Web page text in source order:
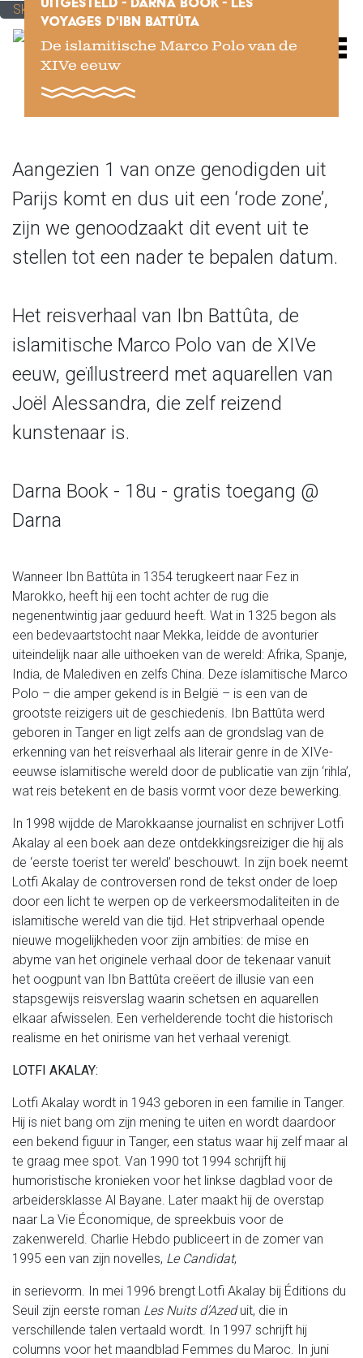
Skip to main content
M
VOYAGES D'IBN BATTÛTA
De islamitische Marco Polo van de
XIVe eeuw
Aangezien 1 van onze genodigden uit
Parijs komt en dus uit een ‘rode zone’,
zijn we genoodzaakt dit event uit te
stellen tot een nader te bepalen datum.
Het reisverhaal van Ibn Battûta, de
islamitische Marco Polo van de XIVe
eeuw, geïllustreerd met aquarellen van
Joël Alessandra, die zelf reizend
kunstenaar is.
Darna Book - 18u - gratis toegang @
Darna
Wanneer Ibn Battûta in 1354 terugkeert naar Fez in
Marokko, heeft hij een tocht achter de rug die
negenentwintig jaar geduurd heeft. Wat in 1325 begon als
een bedevaartstocht naar Mekka, leidde de avonturier
uiteindelijk naar alle uithoeken van de wereld: Afrika, Spanje,
India, de Malediven en zelfs China. Deze islamitische Marco
Polo – die amper gekend is in België – is een van de
grootste reizigers uit de geschiedenis. Ibn Battûta werd
geboren in Tanger en ligt zelfs aan de grondslag van de
erkenning van het reisverhaal als literair genre in de XIVe-
eeuwse islamitische wereld door de publicatie van zijn ‘rihla’,
wat reis betekent en de basis vormt voor deze bewerking.
In 1998 wijdde de Marokkaanse journalist en schrijver Lotfi
Akalay al een boek aan deze ontdekkingsreiziger die hij als
de ‘eerste toerist ter wereld’ beschouwt. In zijn boek neemt
Lotfi Akalay de controversen rond de tekst onder de loep
door een licht te werpen op de verkeersmodaliteiten in de
islamitische wereld van die tijd. Het stripverhaal opende
nieuwe mogelijkheden voor zijn ambities: de mise en
abyme van het originele verhaal door de tekenaar vanuit
het oogpunt van Ibn Battûta creëert de illusie van een
stapsgewijs reisverslag waarin schetsen en aquarellen
elkaar afwisselen. Een verhelderende tocht die historisch
realisme en het onirisme van het verhaal verenigt.
LOTFI AKALAY:
Lotfi Akalay wordt in 1943 geboren in een familie in Tanger.
Hij is niet bang om zijn mening te uiten en wordt daardoor
een bekend figuur in Tanger, een status waar hij zelf maar al
te graag mee spot. Van 1990 tot 1994 schrijft hij
humoristische kronieken voor het linkse dagblad voor de
arbeidersklasse Al Bayane. Later maakt hij de overstap
naar La Vie Économique, de spreekbuis voor de
zakenwereld. Charlie Hebdo publiceert in de zomer van
1995 een van zijn novelles, Le Candidat,
in serievorm. In mei 1996 brengt Lotfi Akalay bij Éditions du
Seuil zijn eerste roman Les Nuits d’Azeduit, die in
verschillende talen vertaald wordt. In 1997 schrijft hij
columns voor het maandblad Femmes du Maroc. In juni